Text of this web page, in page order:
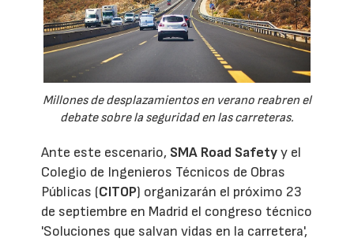
Millones de desplazamientos en verano reabren el
debate sobre la seguridad en las carreteras.
Ante este escenario, SMA Road Safetyy el
Colegio de Ingenieros Técnicos de Obras
Públicas (CITOP) organizarán el próximo 23
de septiembre en Madrid el congreso técnico
'Soluciones que salvan vidas en la carretera',